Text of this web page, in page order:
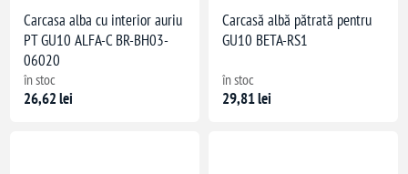
Carcasa alba cu interior auriu
PT GU10 ALFA-C BR-BH03-
06020
în stoc
26,62 lei
Carcasă albă pătrată pentru
GU10 BETA-RS1
în stoc
29,81 lei